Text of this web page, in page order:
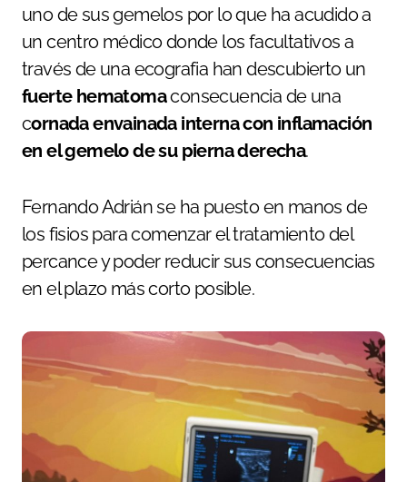
uno de sus gemelos por lo que ha acudido a
un centro médico donde los facultativos a
través de una ecografia han descubierto un
fuerte hematomaconsecuencia de una
cornada envainada interna con inflamación
en el gemelo de su pierna derecha.
Fernando Adrián se ha puesto en manos de
los fisios para comenzar el tratamiento del
percance y poder reducir sus consecuencias
en el plazo más corto posible.